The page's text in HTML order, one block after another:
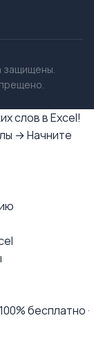
защищены.
слов в Excel!
→ Начните
бесплатно ·